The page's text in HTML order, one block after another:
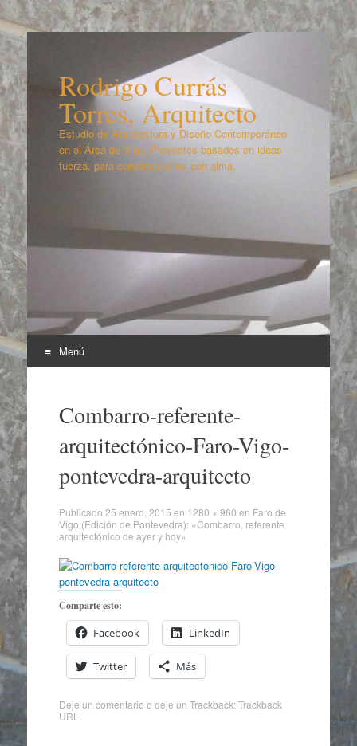
Rodrigo Currás
Torres, Arquitecto
Estudio de Arquitectura y Diseño Contemporáneo
en el Área de Vigo. Proyectos basados en ideas
fuerza, para construcciones con alma.
Menú
contenidoCombarro-referente-
arquitectónico-Faro-Vigo-
pontevedra-arquitecto
Publicado 25 enero, 2015 en 1280 × 960 en Faro de
Vigo (Edición de Pontevedra): «Combarro, referente
arquitectónico de ayer y hoy»
Comparte esto:
Facebook LinkedIn
Twitter Más
Deje un comentario o deje un Trackback:Trackback
URL